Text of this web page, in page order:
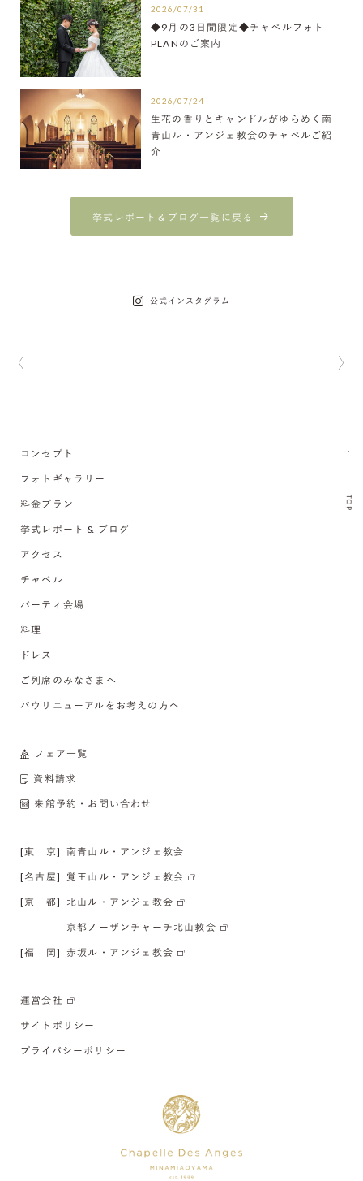
2026/07/31
◆9月の3日間限定◆チャペルフォト
PLANのご案内
2026/07/24
生花の香りとキャンドルがゆらめく南
青山ル・アンジェ教会のチャペルご紹
介
挙式レポート＆ブログ一覧に戻る
公式インスタグラム
TOP
コンセプト
フォトギャラリー
料金プラン
挙式レポート & ブログ
アクセス
チャペル
パーティ会場
料理
ドレス
ご列席のみなさまへ
バウリニューアルをお考えの方へ
フェア一覧
資料請求
来館予約・お問い合わせ
[東 京] 南青山ル・アンジェ教会
[名古屋] 覚王山ル・アンジェ教会
[京 都] 北山ル・アンジェ教会
京都ノーザンチャーチ北山教会
[福 岡] 赤坂ル・アンジェ教会
運営会社
サイトポリシー
プライバシーポリシー